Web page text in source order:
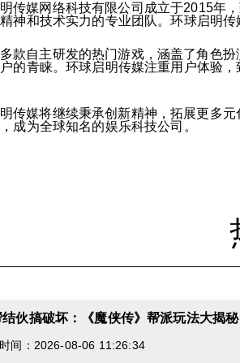
传媒网络科技有限公司成立于2015年
神和技术实力的专业团队。环球启明
款自主研发的热门游戏，涵盖了角色
的青睐。环球启明传媒注重用户体验
传媒将继续秉承创新精神，拓展更多
成为全球知名的娱乐科技公司。
结伙搞破坏：《魔侠传》帮派玩法大揭秘
间：2026-08-06 11:26:34